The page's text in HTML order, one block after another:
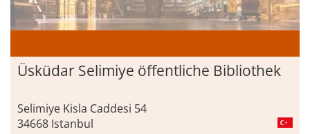
Üsküdar Selimiye öffentliche Bibliothek
Selimiye Kisla Caddesi 54
34668 Istanbul